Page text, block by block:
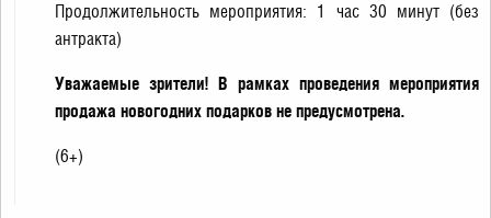
Продолжительность мероприятия: 1 час 30 минут (без
антракта)
Уважаемые зрители! В рамках проведения мероприятия
продажа новогодних подарков не предусмотрена.
(6+)